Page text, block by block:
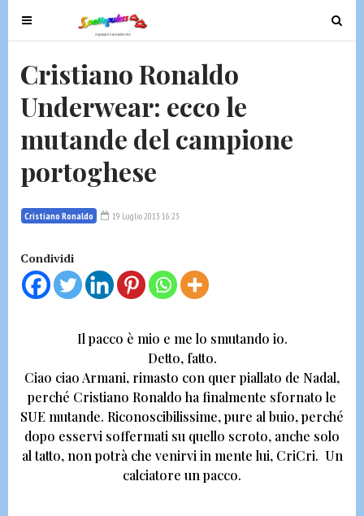
T
o
g
l
e
n
v
g
t
o
T
o
Cristiano Ronaldo
Underwear: ecco le
mutande del campione
portoghese
Cristiano Ronaldo 19 Luglio 2013 16:23
Condividi
Il pacco è mio e me lo smutando io.
Detto, fatto.
Ciao ciao Armani, rimasto con quer piallato de Nadal,
perché Cristiano Ronaldo ha finalmente sfornato le
SUE mutande. Riconoscibilissime, pure al buio, perché
dopo esservi soffermati su quello scroto, anche solo
al tatto, non potrà che venirvi in mente lui, CriCri. Un
calciatore un pacco.